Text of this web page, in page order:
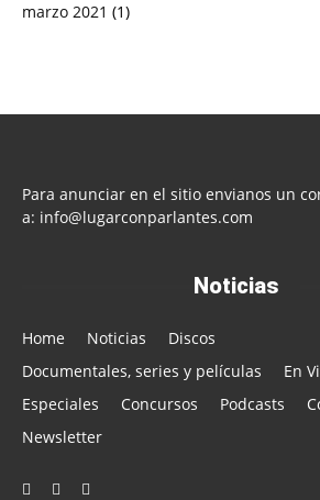
marzo 2021 (1)
Para anunciar en el sitio envianos un
a: info@lugarconparlantes.com
Noticias
Home Noticias
Discos
Documentales, series y películas
En
Especiales
Concursos Podcasts
Newsletter